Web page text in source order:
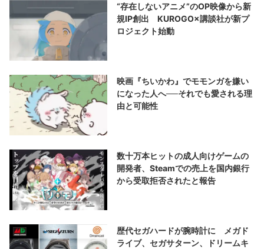
“存在しないアニメ”のOP映像から新
規IP創出 KUROGO×講談社が新プ
ロジェクト始動
映画『ちいかわ』でモモンガを嫌い
になった人へ──それでも愛される理
由と可能性
数十万本ヒットの成人向けゲームの
開発者、Steamでの売上を国内銀行
から受取拒否されたと報告
歴代セガハードが腕時計に メガド
ライブ、セガサターン、ドリームキ